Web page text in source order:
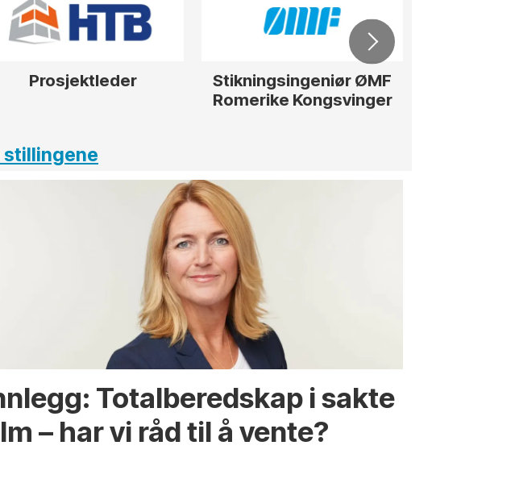
Prosjektleder
Stikningsingeniør ØMF
Romerike Kongsvinger
stillingene
Totalberedskap i sakte
– har vi råd til å vente?